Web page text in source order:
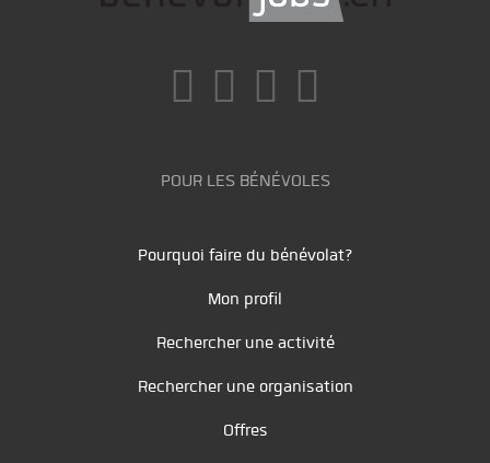
POUR LES BÉNÉVOLES
Pourquoi faire du bénévolat?
Mon profil
Rechercher une activité
Rechercher une organisation
Offres